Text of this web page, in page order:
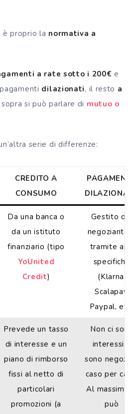
è proprio la normativa a
a rate sotto i 200€ e
dilazionati, il resto a
sopra si può parlare di mutuo o
serie di differenze:
CREDITO A
CONSUMO
Da una banca o
da un istituto
finanziario (tipo
YoUnited
Credit)
Gestito dal
negoziante
tramite app
specifiche
(Klarna,
Scalapay,
Paypal, etc)
Prevede un tasso
di interesse e un
piano di rimborso
fissi al netto di
particolari
promozioni (a
Non ci sono
interessi o
sono
caso per
Al massimo
può